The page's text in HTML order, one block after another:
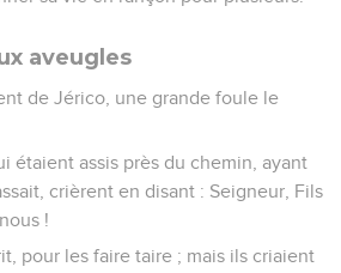
aveugles
de Jérico, une grande foule le
étaient assis près du chemin, ayant
crièrent en disant : Seigneur, Fils
!
pour les faire taire ; mais ils criaient